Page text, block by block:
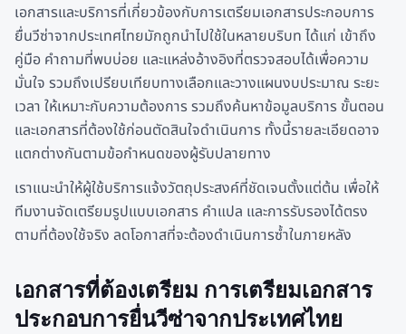
เอกสารและบริการที่เกี่ยวข้องกับการเตรียมเอกสารประกอบการ
ยื่นวีซ่าจากประเทศไทยมักถูกนำไปใช้ในหลายบริบท ได้แก่ เข้าถึง
คู่มือ คำถามที่พบบ่อย และแหล่งอ้างอิงที่ตรวจสอบได้เพื่อความ
มั่นใจ รวมถึงเปรียบเทียบทางเลือกและวางแผนงบประมาณ ระยะ
เวลา ให้เหมาะกับความต้องการ รวมถึงค้นหาข้อมูลบริการ ขั้นตอน
และเอกสารที่ต้องใช้ก่อนตัดสินใจดำเนินการ ทั้งนี้รายละเอียดอาจ
แตกต่างกันตามข้อกำหนดของผู้รับปลายทาง
เราแนะนำให้ผู้ใช้บริการแจ้งวัตถุประสงค์ที่ชัดเจนตั้งแต่ต้น เพื่อให้
ทีมงานจัดเตรียมรูปแบบเอกสาร คำแปล และการรับรองได้ตรง
ตามที่ต้องใช้จริง ลดโอกาสที่จะต้องดำเนินการซ้ำในภายหลัง
เอกสารที่ต้องเตรียม การเตรียมเอกสาร
ประกอบการยื่นวีซ่าจากประเทศไทย